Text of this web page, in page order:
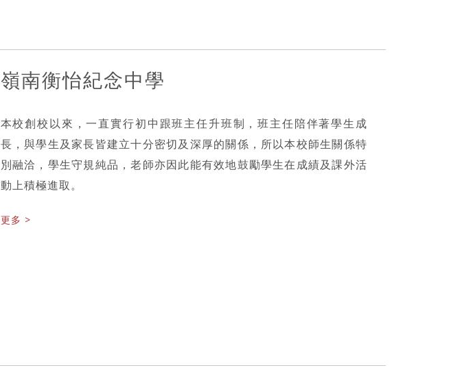
嶺南衡怡紀念中學
本校創校以來，一直實行初中跟班主任升班制，班主任陪伴著學生成
長，與學生及家長皆建立十分密切及深厚的關係，所以本校師生關係特
別融洽，學生守規純品，老師亦因此能有效地鼓勵學生在成績及課外活
動上積極進取。
更多 >